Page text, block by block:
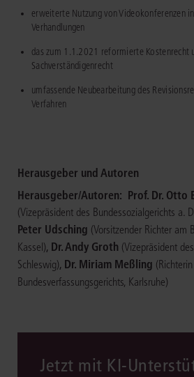
erweiterte Nutzung von Videokonferenzen
Verhandlungen
das zum 1.1.2021 reformierte Kostenrecht
Sachverständigenrecht
umfassende Neubearbeitung des
Verfahren
Herausgeber und Autoren
Herausgeber/Autoren: Prof. Dr. Otto
(Vizepräsident des Bundessozialgerichts a.
Peter Udsching (Vorsitzender Richter am
Kassel), Dr. Andy Groth (Vizepräsident
Schleswig), Dr. Miriam Meßling
Bundesverfassungsgerichts, Karlsruhe)
Jetzt mit KI-